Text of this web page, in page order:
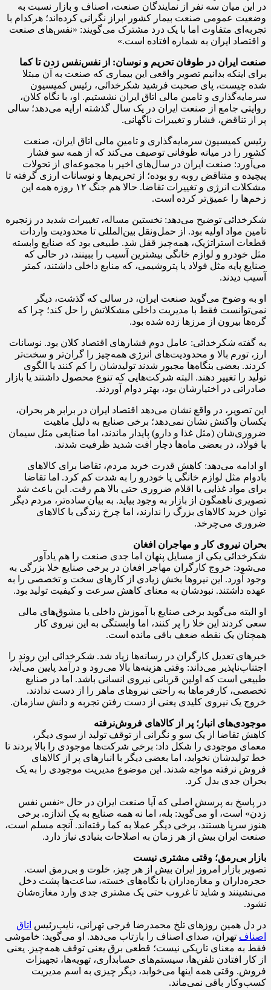
در این میان سه نفر از نمایندگان صنعت، اصناف و بازار نسبت به
وضعیت عمومی صنعت بیمار کشور ابراز نگرانی کرده‌اند؛ هرکدام با
تجربه‌ای متفاوت اما با یک درد مشترک می‌گویند: «نفس‌های صنعت
و اقتصاد ایران به شماره افتاده است.»
صنعت ایران در طوفان تحریم و نوسان: از نفس‌نفس زدن تا کما
برای اینکه بدانیم تصویر واقعی این بیماری که صنعت به آن مبتلا
شده چیست، پای صحبت فرشید شکرخدائی، رئیس کمیسیون
سرمایه‌گذاری و تامین مالی اتاق ایران نشستیم. او، با نگاه کلان،
روایتی جامع از صنعت ایران در یک سال گذشته ارایه می‌دهد؛ سالی
پر از تناقض، فشار و تغییرات ناگهانی.
رئیس کمیسیون سرمایه‌گذاری و تامین مالی اتاق ایران، صنعت
کشور را در میانه طوفانی توصیف می‌کند که از همه سو فشار
می‌آورد: صنعت ایران در سال‌های اخیر با مجموعه‌ای از تحولات
پیچیده و متناقض روبه‌ رو بوده؛ از تحریم‌ها و نوسانات ارزی گرفته تا
مشکلات انرژی و تغییرات تقاضا. حالا هم جنگ ۱۲ روزه همه این
زخم‌ها را عمیق‌تر کرده است.
شکرخدائی توضیح می‌دهد: نخستین مساله، تغییرات شدید در زنجیره
تامین مواد اولیه بود. از حمل‌ونقل بین‌المللی تا محدودیت واردات
قطعات استراتژیک، همه‌چیز قفل شد. طبیعی بود که صنایع وابسته
مثل خودرو و لوازم خانگی بیشترین آسیب را ببینند، در حالی که
صنایع پایه مثل فولاد یا پتروشیمی، که منابع داخلی داشتند، کمتر
آسیب دیدند.
او به وضوح می‌گوید صنعت ایران، در سالی که گذشت، دیگر
نمی‌توانست فقط با مدیریت داخلی مشکلاتش را حل کند؛ چرا که
گره‌ها بیرون از مرزها زده شده بود.
به گفته شکرخدائی: عامل دوم فشارهای اقتصاد کلان بود. نوسانات
ارز، تورم بالا و محدودیت‌های انرژی همه‌چیز را گران‌تر و سخت‌تر
کردند. بعضی بنگاه‌ها مجبور شدند تولیدشان را کم کنند یا الگوی
تولید را تغییر دهند. البته شرکت‌هایی که تنوع محصول داشتند یا بازار
صادراتی در اختیارشان بود، بهتر دوام آوردند.
این تصویر، در واقع نشان می‌دهد اقتصاد ایران در برابر هر بحران،
یکسان واکنش نشان نمی‌دهد؛ برخی صنایع به دلیل ماهیت
ضروری‌شان (مثل غذا و دارو) پایدار ماندند، اما صنایعی مثل سیمان
یا فولاد، در بعضی ماه‌ها دچار افت شدید ظرفیت شدند.
او ادامه می‌دهد: کاهش قدرت خرید مردم، تقاضا برای کالاهای
بادوام مثل لوازم خانگی یا خودرو را به شدت کم کرد. اما تقاضا
برای مواد غذایی یا اقلام ضروری حتی بالا هم رفت. این باعث شد
تصویری ناهمگون از بازار به وجود بیاید. به بیان ساده‌تر، مردم دیگر
توان خرید کالاهای بزرگ را ندارند، اما چرخ زندگی با کالاهای
ضروری می‌چرخد.
بحران نیروی کار و مهاجران افغان
شکرخدائی یکی از مسایل پنهان اما جدی صنعت را هم یادآور
می‌شود: خروج کارگران مهاجر افغان در برخی صنایع خلا بزرگی به
وجود آورد. این نیروها بخش زیادی از کارهای سخت و تخصصی را به
عهده داشتند. نبودشان به معنای کاهش سرعت و کیفیت تولید بود.
او البته می‌گوید برخی صنایع با آموزش داخلی یا مشوق‌های مالی
سعی کردند این خلا را پر کنند، اما وابستگی به این نیروی کار
همچنان یک نقطه ضعف باقی مانده است.
خبرهای تعدیل کارگران در رسانه‌ها زیاد شد. شکرخدائی این روند را
اجتناب‌ناپذیر می‌داند: وقتی هزینه‌ها بالا می‌رود و درآمد پایین می‌آید،
طبیعی است که اولین قربانی نیروی انسانی باشد. اما در صنایع
تخصصی، کارفرماها به راحتی نیروهای ماهر را از دست ندادند.
خروج یک نیروی کلیدی یعنی از دست رفتن تجربه و دانش سازمان.
موجودی‌های انبار؛ پر از کالاهای فروش‌نرفته
کاهش تقاضا از یک سو و نگرانی از توقف تولید از سوی دیگر،
معمای موجودی را شکل داد: برخی شرکت‌ها موجودی را بالا بردند تا
خط تولیدشان نخوابد، اما بعضی دیگر با انبارهای پر از کالاهای
فروش ‌نرفته مواجه شدند. این موضوع مدیریت موجودی را به یک
بحران جدی بدل کرد.
در پاسخ به پرسش اصلی که آیا صنعت ایران در حال «نفس ‌نفس
زدن» است، او می‌گوید: بله، اما نه همه صنایع به یک اندازه. برخی
هنوز سرپا هستند، برخی دیگر عملا به کما رفته‌اند. آنچه مسلم است،
صنعت ایران بیش از هر زمان به اصلاحات بنیادی نیاز دارد.
بازار بی‌رمق؛ وقتی مشتری نیست
تصویر بازار امروز ایران بیش از هر چیز، خلوت و بی‌رمق است.
حجره‌داران و مغازه‌داران با نگاه‌های خسته، ساعت‌ها پشت دخل
می‌نشینند و شاید تا غروب حتی یک مشتری جدی وارد مغازه‌شان
نشود.
در دل همین روزهای تلخ محمدرضا فرجی تهرانی، نایب‌رئیس اتاق
اصناف تهران، صدای اصناف را بازتاب می‌دهد. او می‌گوید: خاموشی
فقط به معنای تاریکی نیست؛ قطعی برق یعنی توقف همه‌چیز. یعنی
از کار افتادن تلفن‌ها، سیستم‌های حسابداری، تهویه‌ها، تجهیزات
فروش. وقتی همه اینها می‌خوابد، دیگر چیزی به اسم مدیریت
کسب‌وکار باقی نمی‌ماند.